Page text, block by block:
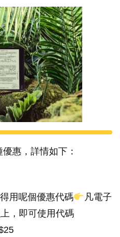
惠，詳情如下：
用呢個優惠代碼
凡電子
，即可使用代碼